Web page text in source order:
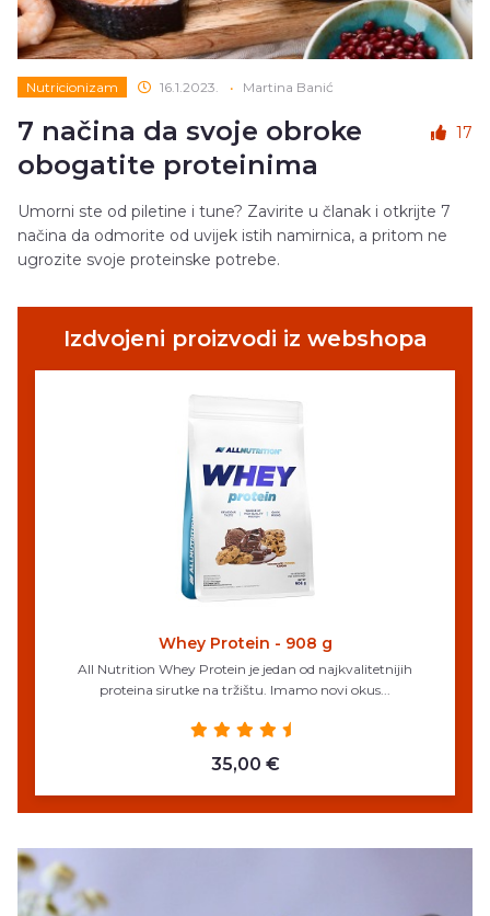
Nutricionizam 16.1.2023. • Martina Banić
7 načina da svoje obroke
obogatite proteinima
17
Umorni ste od piletine i tune? Zavirite u članak i otkrijte 7
načina da odmorite od uvijek istih namirnica, a pritom ne
ugrozite svoje proteinske potrebe.
Izdvojeni proizvodi iz webshopa
Whey Protein - 908 g
All Nutrition Whey Protein je jedan od najkvalitetnijih
proteina sirutke na tržištu. Imamo novi okus...
35,00 €